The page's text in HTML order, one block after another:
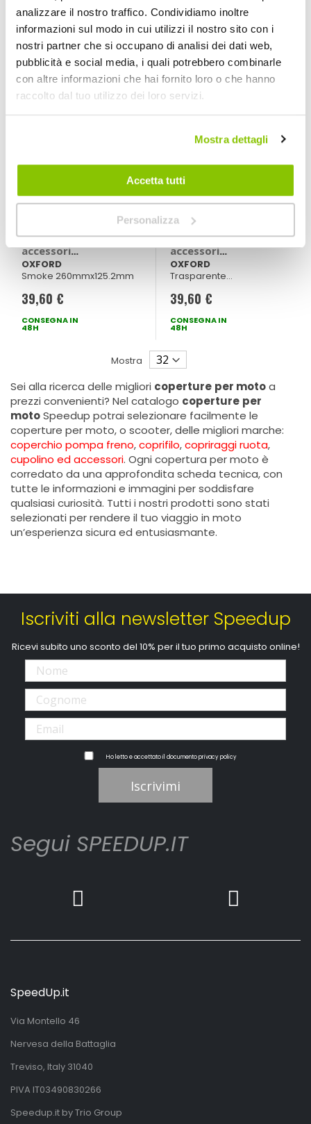
analizzare il nostro traffico. Condividiamo inoltre
informazioni sul modo in cui utilizzi il nostro sito con i
nostri partner che si occupano di analisi dei dati web,
pubblicità e social media, i quali potrebbero combinarle
con altre informazioni che hai fornito loro o che hanno
raccolto dal tuo utilizzo dei loro servizi.
Mostra dettagli
Accetta tutti
Personalizza
- BARRACUDA Honda
X-ADV 2021 >
128,65 €
CONSEGNA IN Spedizione
gratuita!
48,80 €Prezzo
speciale
29,70 € -39%
CONSEGNA IN
Cupolino ed
accessori
Windshield -
OXFORD
OXFORD
Smoke 260mmx125.2mm
39,60 €
CONSEGNA IN
48H
Cupolino ed
accessori
Windshield -
OXFORD
OXFORD
Trasparente
39,60 €
CONSEGNA IN
48H
Mostra
Sei alla ricerca delle migliori coperture per motoa
prezzi convenienti? Nel catalogo coperture per
motoSpeedup potrai selezionare facilmente le
coperture per moto, o scooter, delle migliori marche:
coperchio pompa freno,coprifilo,copriraggi ruota,
cupolino ed accessori. Ogni copertura per moto è
corredato da una approfondita scheda tecnica, con
tutte le informazioni e immagini per soddisfare
qualsiasi curiosità. Tutti i nostri prodotti sono stati
selezionati per rendere il tuo viaggio in moto
un’esperienza sicura ed entusiasmante.
Iscriviti alla newsletter Speedup
Ricevi subito uno sconto del 10% per il tuo primo acquisto online!
Ho letto e accettato il documentoprivacy policy
Iscrivimi
Segui SPEEDUP.IT
SpeedUp.it
Via Montello 46
Nervesa della Battaglia
Treviso, Italy 31040
PIVA IT03490830266
Speedup.it by Trio Group